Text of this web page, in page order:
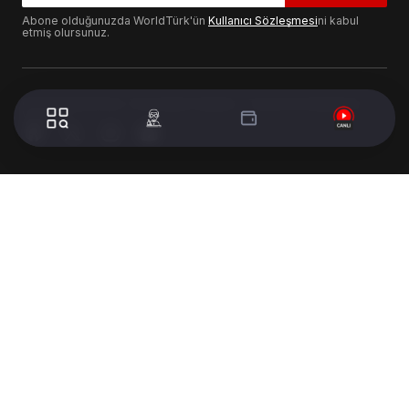
Abone olduğunuzda WorldTürk'ün Kullanıcı Sözleşmesini kabul
etmiş olursunuz.
© 2024 WorldTurk. Tüm Hakları Saklıdır. - Tasarım & Geliştirme :
Volion's